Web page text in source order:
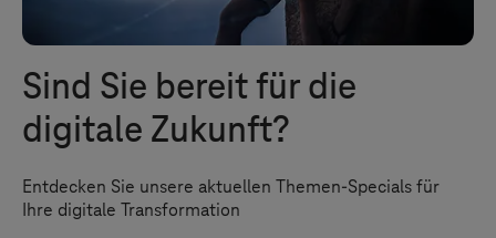
Sind Sie bereit für die
digitale Zukunft?
Entdecken Sie unsere aktuellen Themen-Specials für
Ihre digitale Transformation